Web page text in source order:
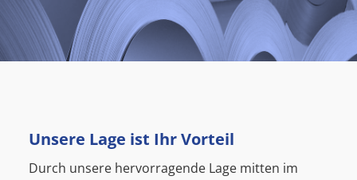
Unsere Lage ist Ihr Vorteil
Durch unsere hervorragende Lage mitten im